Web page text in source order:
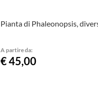
Pianta di Phaleonopsis,
A partire da:
€ 45,00